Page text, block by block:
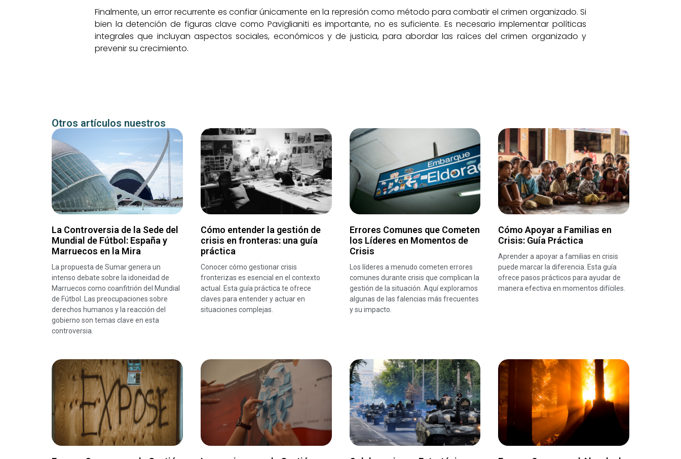
Finalmente, un error recurrente es confiar únicamente en la represión como método para combatir el crimen organizado. Si
bien la detención de figuras clave como Paviglianiti es importante, no es suficiente. Es necesario implementar políticas
integrales que incluyan aspectos sociales, económicos y de justicia, para abordar las raíces del crimen organizado y
prevenir su crecimiento.
Otros artículos nuestros
La Controversia de la Sede del
Mundial de Fútbol: España y
Marruecos en la Mira
La propuesta de Sumar genera un
intenso debate sobre la idoneidad de
Marruecos como coanfitrión del Mundial
de Fútbol. Las preocupaciones sobre
derechos humanos y la reacción del
gobierno son temas clave en esta
controversia.
Cómo entender la gestión de
crisis en fronteras: una guía
práctica
Conocer cómo gestionar crisis
fronterizas es esencial en el contexto
actual. Esta guía práctica te ofrece
claves para entender y actuar en
situaciones complejas.
Errores Comunes que Cometen
los Líderes en Momentos de
Crisis
Los líderes a menudo cometen errores
comunes durante crisis que complican la
gestión de la situación. Aquí exploramos
algunas de las falencias más frecuentes
y su impacto.
Cómo Apoyar a Familias en
Crisis: Guía Práctica
Aprender a apoyar a familias en crisis
puede marcar la diferencia. Esta guía
ofrece pasos prácticos para ayudar de
manera efectiva en momentos difíciles.